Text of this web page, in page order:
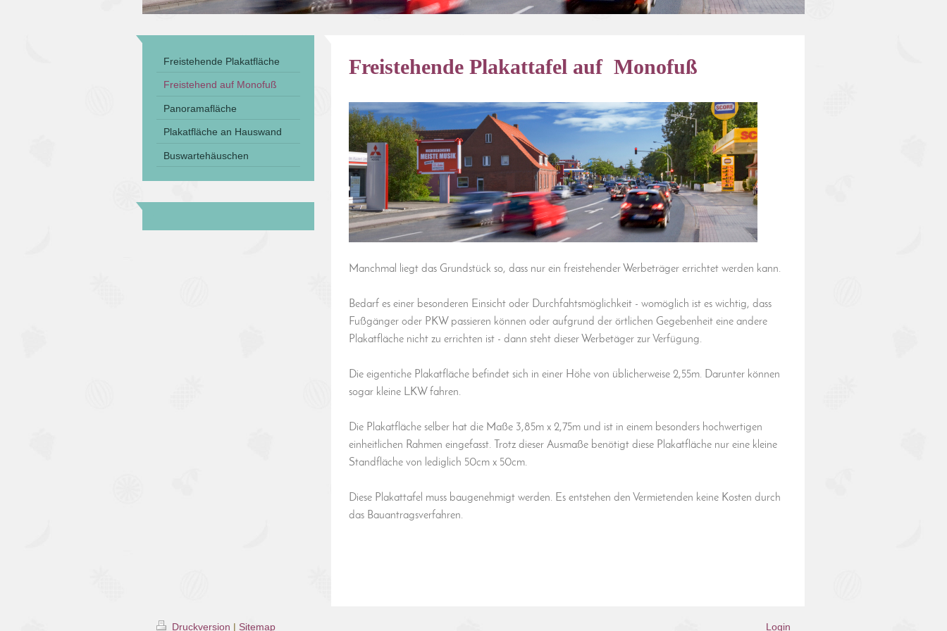
Freistehende Plakattafel auf Monofuß
Manchmal liegt das Grundstück so, dass nur ein freistehender Werbeträger errichtet werden kann.
Bedarf es einer besonderen Einsicht oder Durchfahtsmöglichkeit - womöglich ist es wichtig, dass
Fußgänger oder PKW passieren können oder aufgrund der örtlichen Gegebenheit eine andere
Plakatfläche nicht zu errichten ist - dann steht dieser Werbetäger zur Verfügung.
Die eigentiche Plakatfläche befindet sich in einer Höhe von üblicherweise 2,55m. Darunter können
sogar kleine LKW fahren.
Die Plakatfläche selber hat die Maße 3,85m x 2,75m und ist in einem besonders hochwertigen
einheitlichen Rahmen eingefasst. Trotz dieser Ausmaße benötigt diese Plakatfläche nur eine kleine
Standfläche von lediglich 50cm x 50cm.
Diese Plakattafel muss baugenehmigt werden. Es entstehen den Vermietenden keine Kosten durch
das Bauantragsverfahren.
Freistehende Plakatfläche
Freistehend auf Monofuß
Panoramafläche
Plakatfläche an Hauswand
Buswartehäuschen
Druckversion | Sitemap Login